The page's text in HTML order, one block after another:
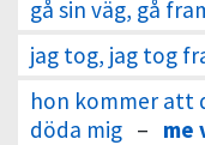
gå sin väg, gå
jag tog, jag tog
hon kommer att
döda mig – me